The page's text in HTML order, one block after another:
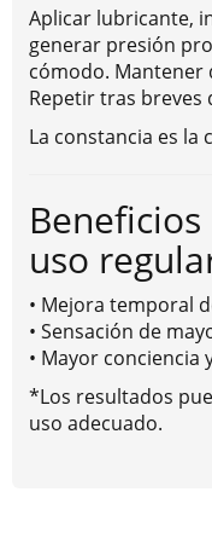
Aplicar lubricante,
generar presión
cómodo.
Repetir tras breves
La constancia es la
uso
• Mejora temporal
• Sensación de
• Mayor conciencia
*Los resultados
uso adecuado.